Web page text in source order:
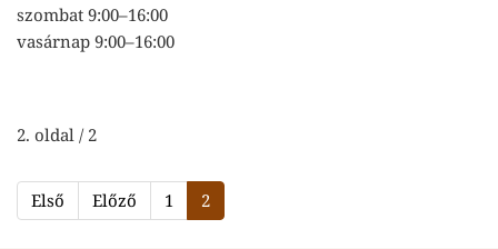
szombat 9:00–16:00
vasárnap 9:00–16:00
2. oldal / 2
Első Előző 1 2